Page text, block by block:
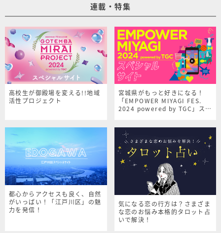
連載・特集
高校生が御殿場を変える!!地域
活性プロジェクト
宮城県がもっと好きになる！
「EMPOWER MIYAGI FES.
2024 powered by TGC」スペ
都心からアクセスも良く、自然
がいっぱい！「江戸川区」の魅
力を発信！
気になる恋の行方は？さまざま
な恋のお悩み本格的タロット占
いで解決！